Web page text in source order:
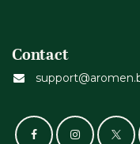
Contact